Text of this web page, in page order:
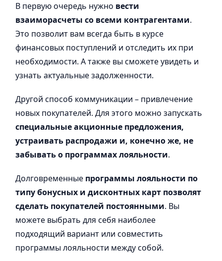
В первую очередь нужно вести
взаиморасчеты со всеми контрагентами.
Это позволит вам всегда быть в курсе
финансовых поступлений и отследить их при
необходимости. А также вы сможете увидеть и
узнать актуальные задолженности.
Другой способ коммуникации – привлечение
новых покупателей. Для этого можно запускать
специальные акционные предложения,
устраивать распродажи и, конечно же, не
забывать о программах лояльности.
Долговременные программы лояльности по
типу бонусных и дисконтных карт позволят
сделать покупателей постоянными. Вы
можете выбрать для себя наиболее
подходящий вариант или совместить
программы лояльности между собой.